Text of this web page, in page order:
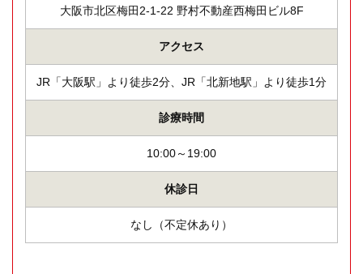
大阪市北区梅田2-1-22 野村不動産西梅田ビル8F
アクセス
JR「大阪駅」より徒歩2分、JR「北新地駅」より徒歩1分
診療時間
10:00～19:00
休診日
なし（不定休あり）